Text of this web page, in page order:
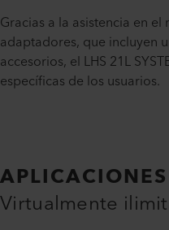
Gracias a la asistencia en
adaptadores, que incluyen
accesorios, el LHS 21L
específicas de los usuarios.
APLICACIONES
Virtualmente